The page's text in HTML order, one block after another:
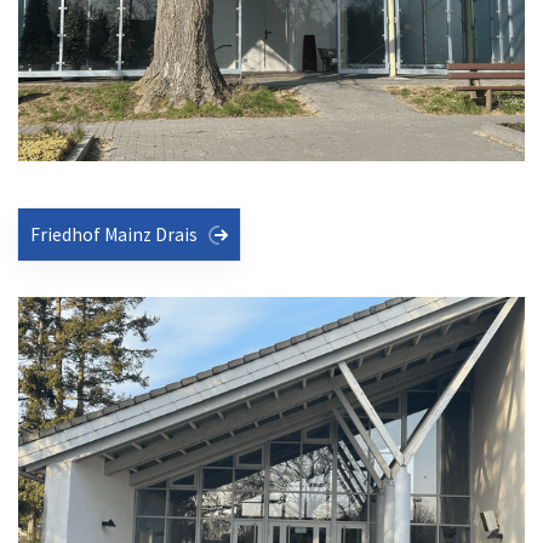
Friedhof Mainz Drais